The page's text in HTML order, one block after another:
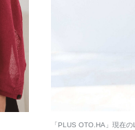
「PLUS OTO.HA」現在の